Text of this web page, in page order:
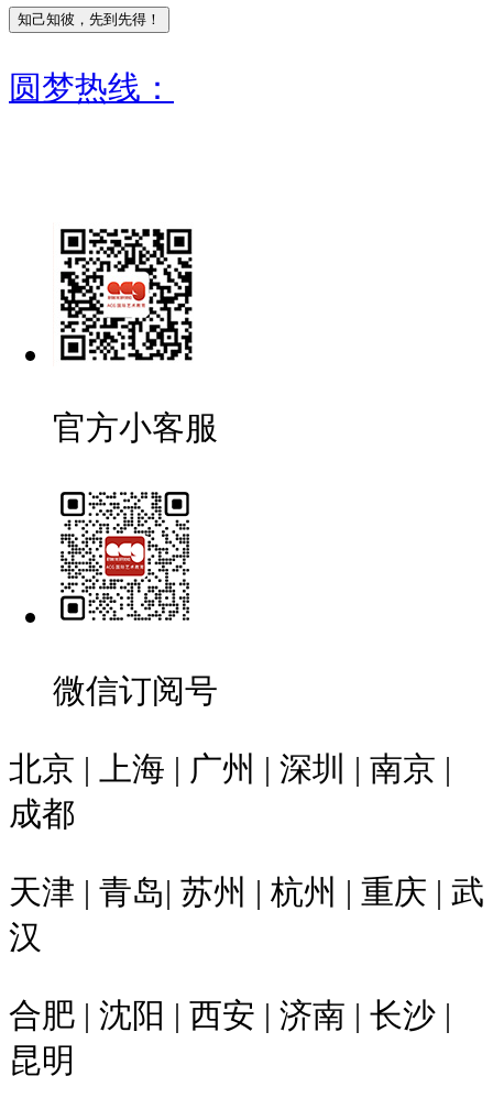
圆梦热线：
官方小客服
微信订阅号
北京 | 上海 | 广州 | 深圳 | 南京 |
成都
天津 | 青岛| 苏州 | 杭州 | 重庆 | 武
汉
合肥 | 沈阳 | 西安 | 济南 | 长沙 |
昆明